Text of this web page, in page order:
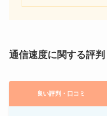
通信速度に関する評
良い評判・口コミ